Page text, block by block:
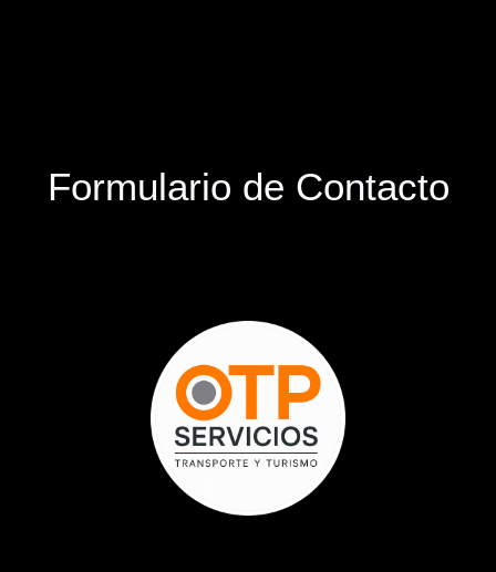
Formulario de Contacto